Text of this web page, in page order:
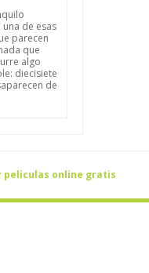
de esas
parecen
que
algo
diecisiete
de
online gratis